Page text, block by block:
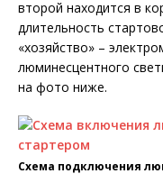
второй находится в
длительность
«хозяйство» –
люминесцентного
на фото ниже.
Схема подключения